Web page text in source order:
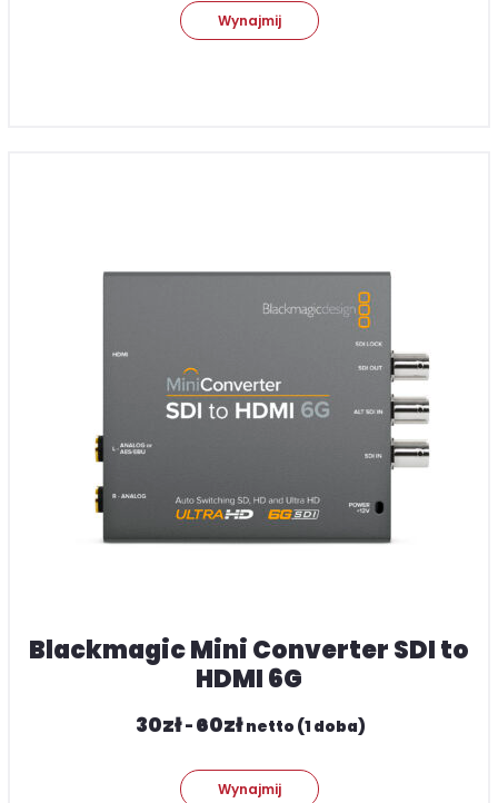
Wynajmij
Blackmagic Mini Converter SDI to
HDMI 6G
30zł- 60złnetto (1 doba)
Wynajmij